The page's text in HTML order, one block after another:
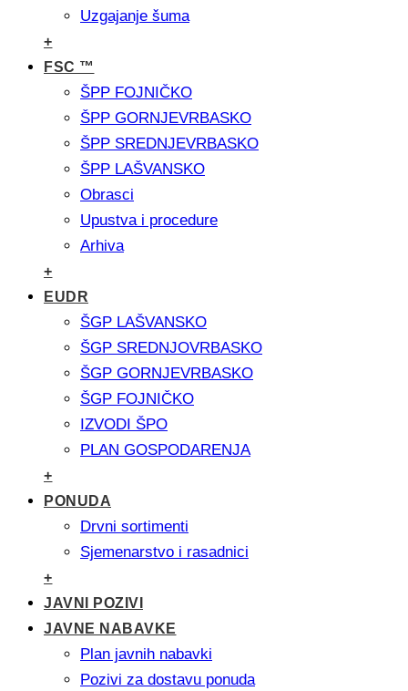
Uzgajanje šuma
+
FSC ™
ŠPP FOJNIČKO
ŠPP GORNJEVRBASKO
ŠPP SREDNJEVRBASKO
ŠPP LAŠVANSKO
Obrasci
Upustva i procedure
Arhiva
+
EUDR
ŠGP LAŠVANSKO
ŠGP SREDNJOVRBASKO
ŠGP GORNJEVRBASKO
ŠGP FOJNIČKO
IZVODI ŠPO
PLAN GOSPODARENJA
+
PONUDA
Drvni sortimenti
Sjemenarstvo i rasadnici
+
JAVNI POZIVI
JAVNE NABAVKE
Plan javnih nabavki
Pozivi za dostavu ponuda